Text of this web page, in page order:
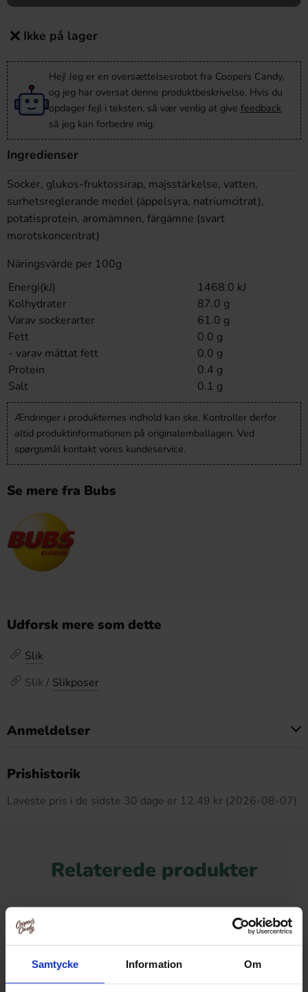
Samtycke Information Om
Ikke på lager
Hej! Jeg er en oversættelsesrobot fra Coopers Candy,
og jeg har oversat denne produktbeskrivelse. Hvis du
opdager fejl i teksten, så vær venlig at give feedback
så jeg kan forbedre mig.
Ingredienser
Socker, glukos-fruktossirap, majsstärkelse, vatten,
surhetsreglerande medel (äppelsyra, natriumcitrat),
potatisprotein, aromämnen, färgämne (svart
morotskoncentrat)
Näringsvärde per 100g
Energi(kJ)
1468.0 kJ
Kolhydrater
87.0 g
Varav sockerarter
61.0 g
Fett
0.0 g
- varav mättat fett
0.0 g
Protein
0.4 g
Salt
0.1 g
Ændringer i produkternes indhold kan ske. Kontroller derfor
altid produktinformationen på originalemballagen. Ved
spørgsmål kontakt vores kundeservice.
Se mere fra Bubs
Udforsk mere som dette
Slik
Slik / Slikposer
Anmeldelser
Prishistorik
Laveste pris i de sidste 30 dage er 12.49 kr (2026-08-07)
Relaterede produkter
-28%